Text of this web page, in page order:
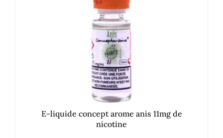
E-liquide concept arome anis 11mg de
nicotine